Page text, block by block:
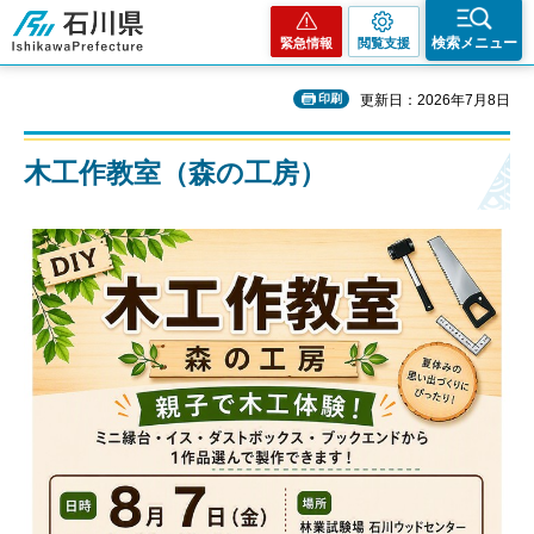
石川県
緊急情報 閲覧支援 検索メニュー
印刷 更新日：2026年7月8日
木工作教室（森の工房）